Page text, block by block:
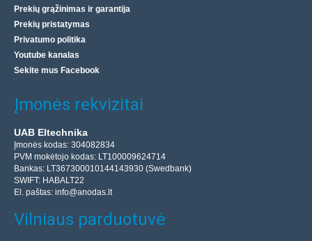
Prekių grąžinimas ir garantija
Prekių pristatymas
Privatumo politika
Youtube kanalas
Sekite mus Facebook
Įmonės rekvizitai
UAB Eltechnika
Įmonės kodas: 304082834
PVM mokėtojo kodas: LT100009624714
Bankas: LT367300010144143930 (Swedbank)
SWIFT: HABALT22
El. paštas: info@anodas.lt
Vilniaus parduotuvė